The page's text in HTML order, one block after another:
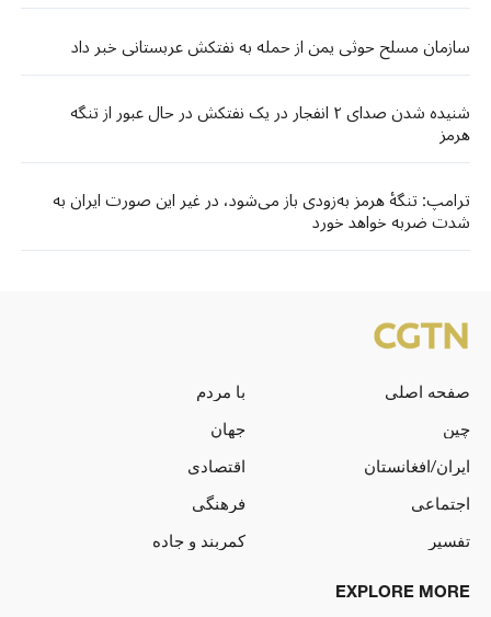
سازمان مسلح حوثی یمن از حمله به نفتکش عربستانی خبر داد
شنیده شدن صدای ۲ انفجار در یک نفتکش در حال عبور از تنگه
هرمز
ترامپ: تنگهٔ هرمز به‌زودی باز می‌شود، در غیر این صورت ایران به
شدت ضربه خواهد خورد
صفحه اصلی
با مردم
چین
جهان
ایران/افغانستان
اقتصادی
اجتماعی
فرهنگی
تفسیر
کمربند و جاده
EXPLORE MORE